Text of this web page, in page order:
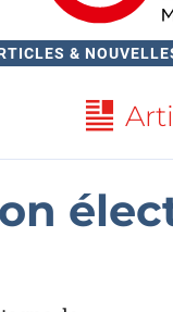
&